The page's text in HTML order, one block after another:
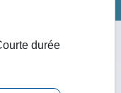
durée